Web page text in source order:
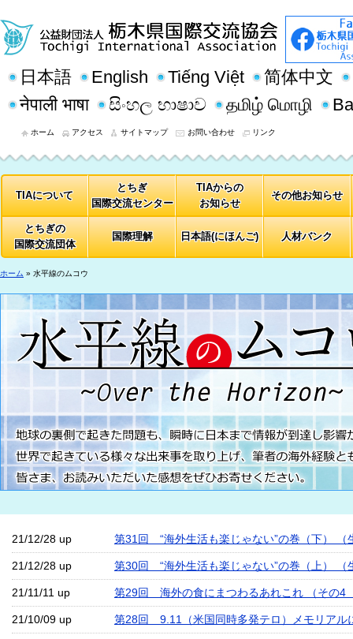
日本語 English Tiếng Việt
简体中文
नेपाली भाषा
සිංහල භාෂාව தமிழ் மொழி
ホーム アクセス サイトマップ お問い合わせ リンク
TIAについて
とちぎ
国際交流センター
TIAからの
お知らせ
その他お知らせ
とちぎの
国際交流団体
国際理解 日本語(にほんご) 人材バンク
ホーム » 水平線のムコウ
21/12/28 up 第31回 “海外生活も楽じゃない”の巻（下） （
21/12/28 up 第30回 “海外生活も楽じゃない”の巻（上） （
21/11/11 up 第29回 海外の食にまつわるあれこれ （その
21/10/09 up 第28回 9.11（米国同時多発テロ）メモリアル